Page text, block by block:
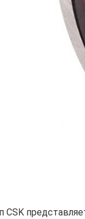
CSK